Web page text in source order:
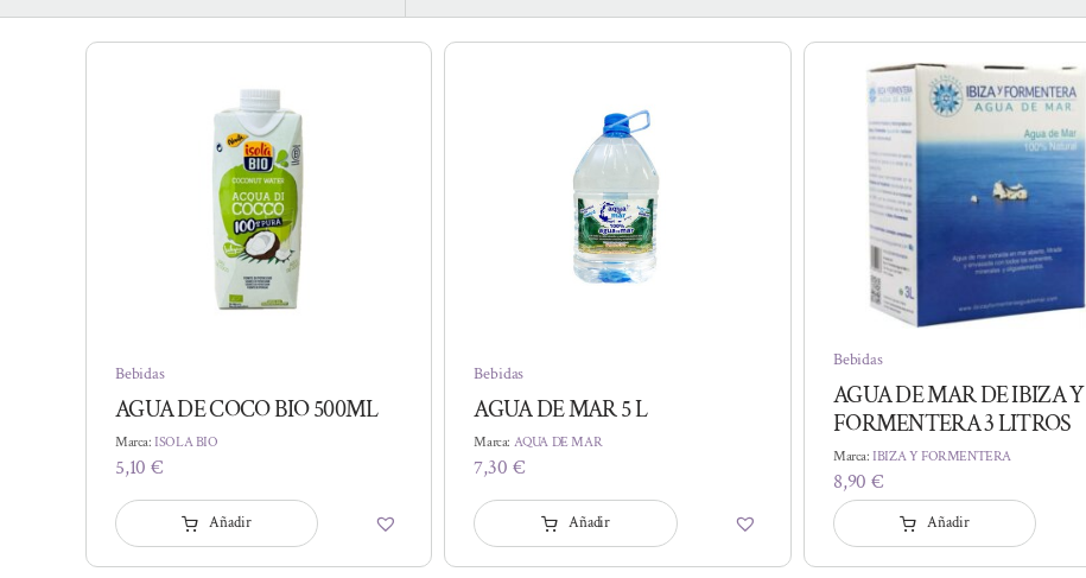
Bebidas
AGUA DE COCO BIO 500ML
Marca:ISOLA BIO
5,10€
Añadir
Bebidas
AGUA DE MAR 5 L
Marca: AQUA DE MAR
7,30 €
Añadir
Bebidas
AGUA DE MAR DE IBIZA Y
FORMENTERA 3 LITROS
Marca:IBIZA Y FORMENTERA
8,90€
Añadir